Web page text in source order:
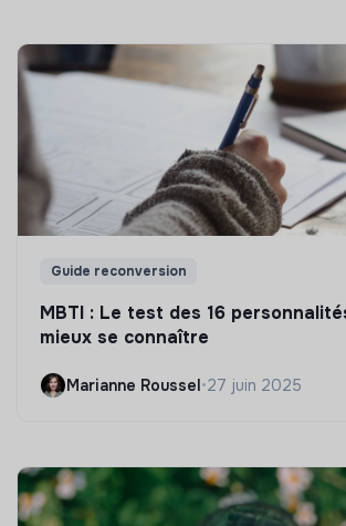
Guide reconversion
MBTI : Le test des 16
mieux se connaître
Marianne Roussel•27 juin 2025